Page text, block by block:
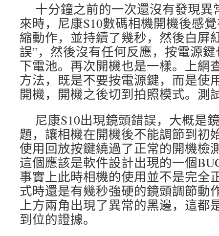
十分鐘之前的一次還沒有發現
來時，尼康S10數碼相機開機後感
縮動作，並持續了幾秒，然後白屏
誤”，然後沒有任何反應，按電源
下電池。再次開機也是一樣。上網
方法，既是不要按電源鍵，而是使
開機，開機之後切到拍照模式。測
尼康S10出現鏡頭錯誤，大概是
題，讓相機在開機後不能調節到初
使用回放按鍵繞過了正常的開機檢
這個應該是軟件設計出現的一個
事實上此時相機的使用並不是完全
式時還是有幾秒強硬的鏡頭調節動
上方兩角出現了異常的黑邊，這都
到位的證據。